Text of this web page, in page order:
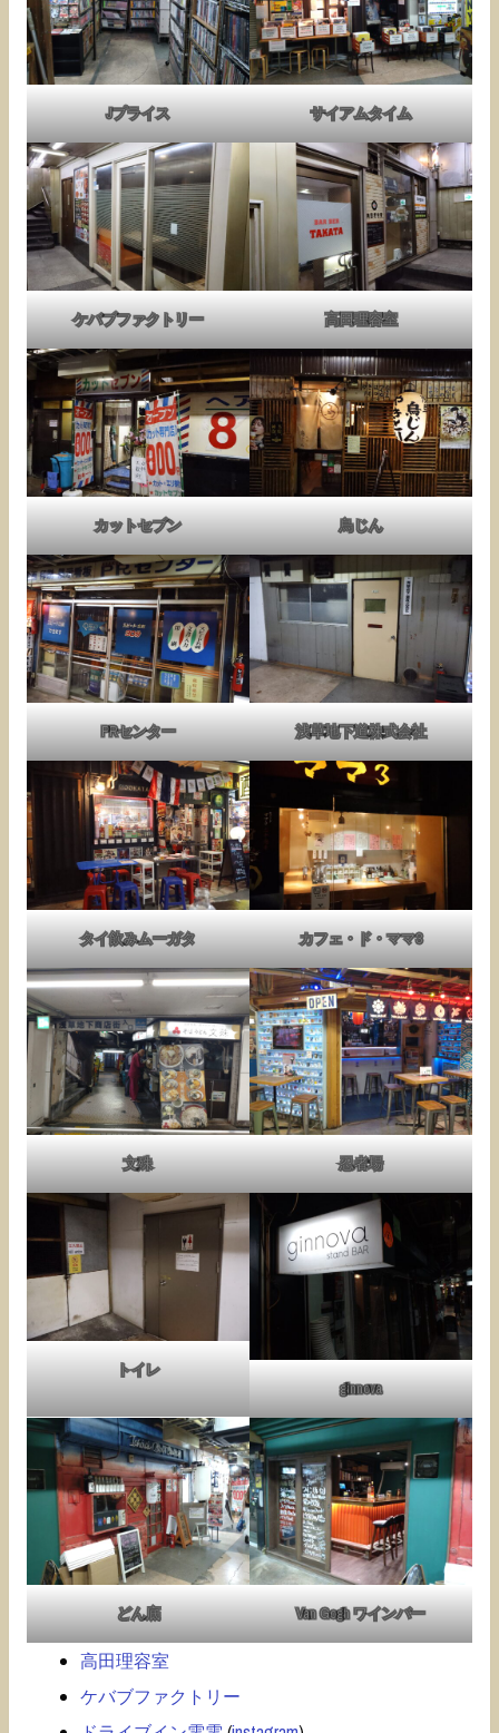
Jプライス サイアムタイム
ケバブファクトリー 高田理容室
カットセブン 鳥じん
PRセンター 浅草地下道株式会社
タイ飲みムーガタ カフェ・ド・ママ3
文殊 忍者場
トイレ
ginnova
どん底 Van Gogh ワインバー
高田理容室
ケバブファクトリー